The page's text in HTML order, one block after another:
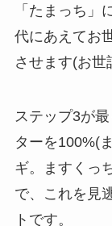
「たまっち」
代にあえてお
させます(お世
ステップ3が
ターを100%(
ギ。ますくっ
で、これを見
トです。